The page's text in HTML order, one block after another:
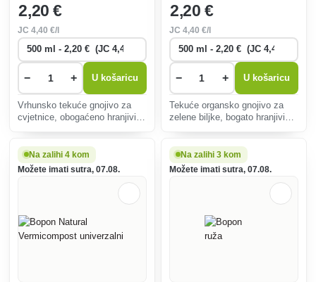
2,20 €
JC4,40 €/l
− + U košaricu
Vrhunsko tekuće gnojivo za
cvjetnice, obogaćeno hranjivim
poboljšava kvalitetu tla i
povećava otpornost bez
2,20 €
JC 4,40 €/l
− + U košaricu
Tekuće organsko gnojivo za
zelene biljke, bogato hranjivim
podržava korijenski sustav i
povećava otpornost biljaka na
Na zalihi 4 kom
Možete imati sutra, 07.08.
Na zalihi 3 kom
Možete imati sutra, 07.08.